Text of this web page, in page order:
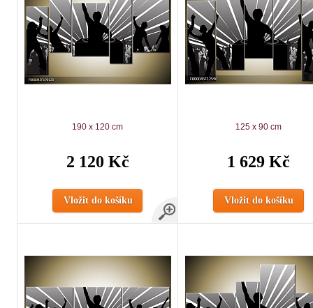
190 x 120 cm
2 120 Kč
Vložit do košíku
125 x 90 cm
1 629 Kč
Vložit do košíku